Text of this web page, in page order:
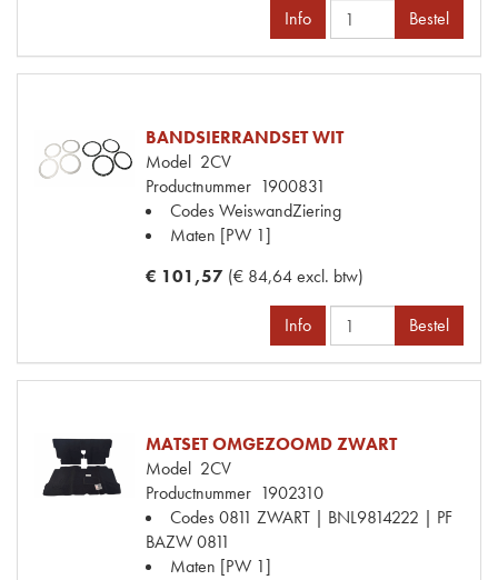
Info Bestel
BANDSIERRANDSET WIT
Model 2CV
Productnummer 1900831
CodesWeiswandZiering
Maten [PW 1]
€ 101,57 (€ 84,64 excl. btw)
Info Bestel
MATSET OMGEZOOMD ZWART
Model 2CV
Productnummer 1902310
Codes0811 ZWART | BNL9814222 | PF
BAZW 0811
Maten [PW 1]